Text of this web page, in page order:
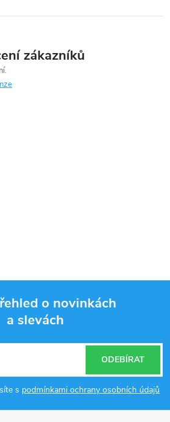
zákazníků
o novinkách
a slevách
s podmínkami ochrany osobních údajů
ODEBÍRAT